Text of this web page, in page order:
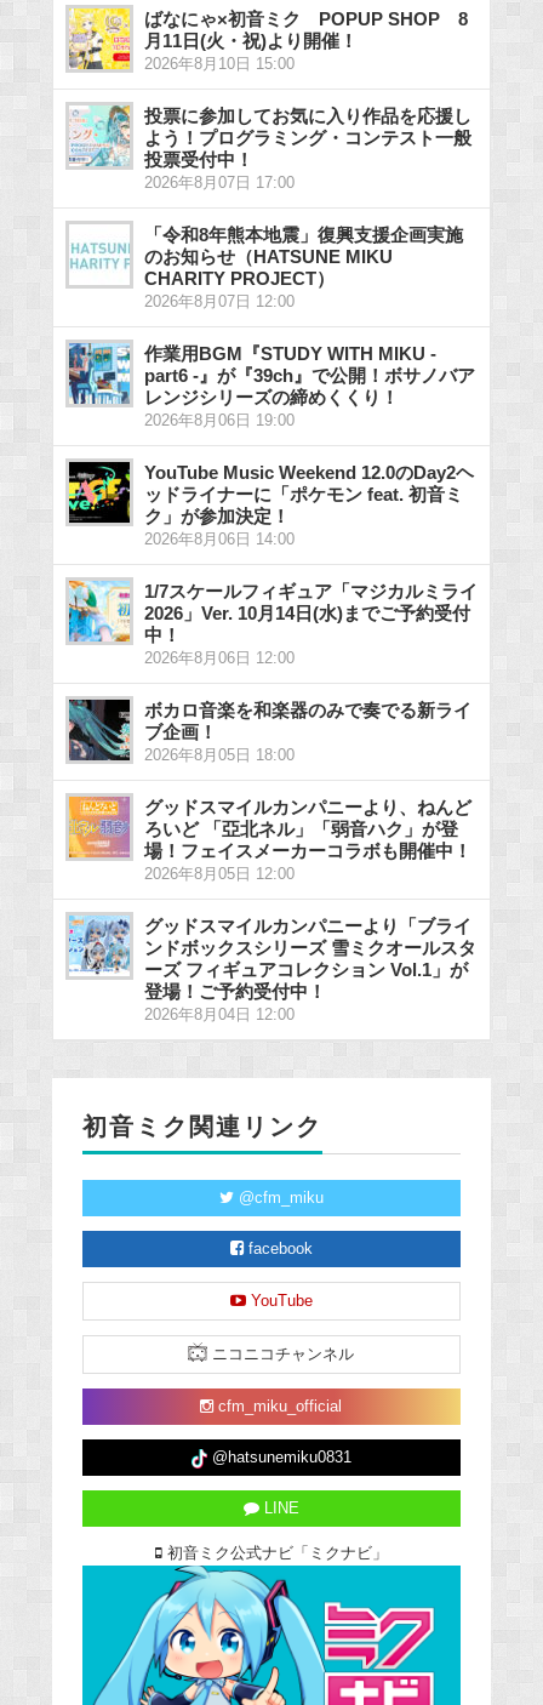
ばなにゃ×初音ミク POPUP SHOP 8
月11日(火・祝)より開催！
2026年8月10日 15:00
投票に参加してお気に入り作品を応援し
よう！プログラミング・コンテスト一般
投票受付中！
2026年8月07日 17:00
「令和8年熊本地震」復興支援企画実施
のお知らせ（HATSUNE MIKU
CHARITY PROJECT）
2026年8月07日 12:00
作業用BGM『STUDY WITH MIKU -
part6 -』が『39ch』で公開！ボサノバア
レンジシリーズの締めくくり！
2026年8月06日 19:00
YouTube Music Weekend 12.0のDay2ヘ
ッドライナーに「ポケモン feat. 初音ミ
ク」が参加決定！
2026年8月06日 14:00
1/7スケールフィギュア「マジカルミライ
2026」Ver. 10月14日(水)までご予約受付
中！
2026年8月06日 12:00
ボカロ音楽を和楽器のみで奏でる新ライ
ブ企画！
2026年8月05日 18:00
グッドスマイルカンパニーより、ねんど
ろいど 「亞北ネル」「弱音ハク」が登
場！フェイスメーカーコラボも開催中！
2026年8月05日 12:00
グッドスマイルカンパニーより「ブライ
ンドボックスシリーズ 雪ミクオールスタ
ーズ フィギュアコレクション Vol.1」が
登場！ご予約受付中！
2026年8月04日 12:00
初音ミク関連リンク
@cfm_miku
facebook
YouTube
ニコニコチャンネル
cfm_miku_official
@hatsunemiku0831
LINE
初音ミク公式ナビ「ミクナビ」